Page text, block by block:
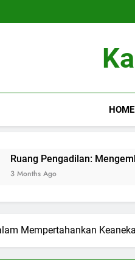
HOME
Mengembangkan
Mempertahankan